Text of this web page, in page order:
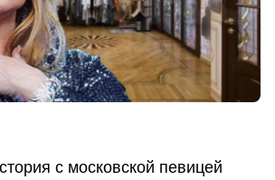
с московской певицей